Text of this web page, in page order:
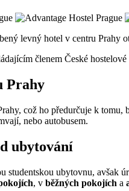
levný hotel v centru Prahy
členem České hostelové
Prahy
což ho předurčuje k tomu,
nebo autobusem.
ubytování
studentskou ubytovnu, avšak
, v běžných pokojích a